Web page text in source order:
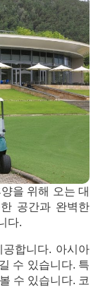
을 위해 오는 대
공간과 완벽한
다.
합니다. 아시아
수 있습니다. 특
수 있습니다. 코